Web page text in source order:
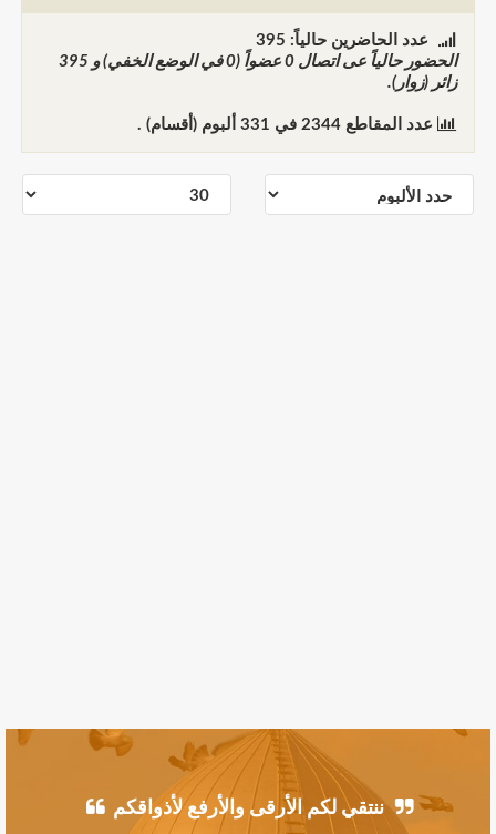
عدد الحاضرين حالياً: 395
الحضور حالياً عى اتصال 0 عضواً (0 في الوضع الخفي) و
395
زائر (زوار).
عدد المقاطع2344 في 331 ألبوم (أقسام) .
ننتقي لكم الأرقى والأرفع لأذواقكم